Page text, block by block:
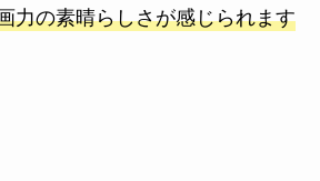
力の素晴らしさが感じられます